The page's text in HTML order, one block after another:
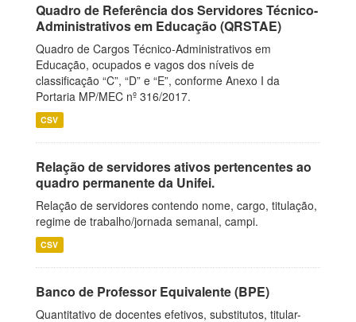
Quadro de Referência dos Servidores Técnico-
Administrativos em Educação (QRSTAE)
Quadro de Cargos Técnico-Administrativos em
Educação, ocupados e vagos dos níveis de
classificação “C”, “D” e “E”, conforme Anexo I da
Portaria MP/MEC nº 316/2017.
CSV
Relação de servidores ativos pertencentes ao
quadro permanente da Unifei.
Relação de servidores contendo nome, cargo, titulação,
regime de trabalho/jornada semanal, campi.
CSV
Banco de Professor Equivalente (BPE)
Quantitativo de docentes efetivos, substitutos, titular-